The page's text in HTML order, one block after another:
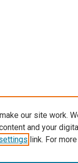
our site work.
and your
link. For